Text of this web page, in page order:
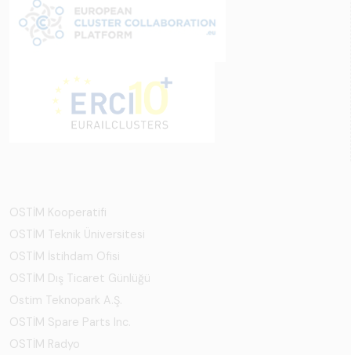
OSTİM Kooperatifi
OSTİM Teknik Üniversitesi
OSTİM İstihdam Ofisi
OSTİM Dış Ticaret Günlüğü
Ostim Teknopark A.Ş.
OSTİM Spare Parts Inc.
OSTİM Radyo